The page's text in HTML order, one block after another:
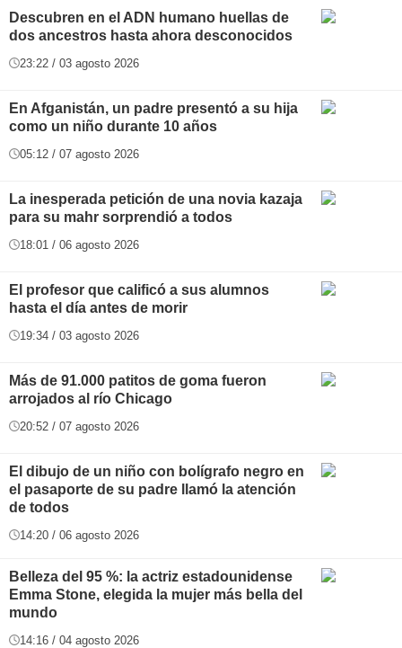
Descubren en el ADN humano huellas de
dos ancestros hasta ahora desconocidos
23:22 / 03 agosto 2026
En Afganistán, un padre presentó a su hija
como un niño durante 10 años
05:12 / 07 agosto 2026
La inesperada petición de una novia kazaja
para su mahr sorprendió a todos
18:01 / 06 agosto 2026
El profesor que calificó a sus alumnos
hasta el día antes de morir
19:34 / 03 agosto 2026
Más de 91.000 patitos de goma fueron
arrojados al río Chicago
20:52 / 07 agosto 2026
El dibujo de un niño con bolígrafo negro en
el pasaporte de su padre llamó la atención
de todos
14:20 / 06 agosto 2026
Belleza del 95 %: la actriz estadounidense
Emma Stone, elegida la mujer más bella del
mundo
14:16 / 04 agosto 2026